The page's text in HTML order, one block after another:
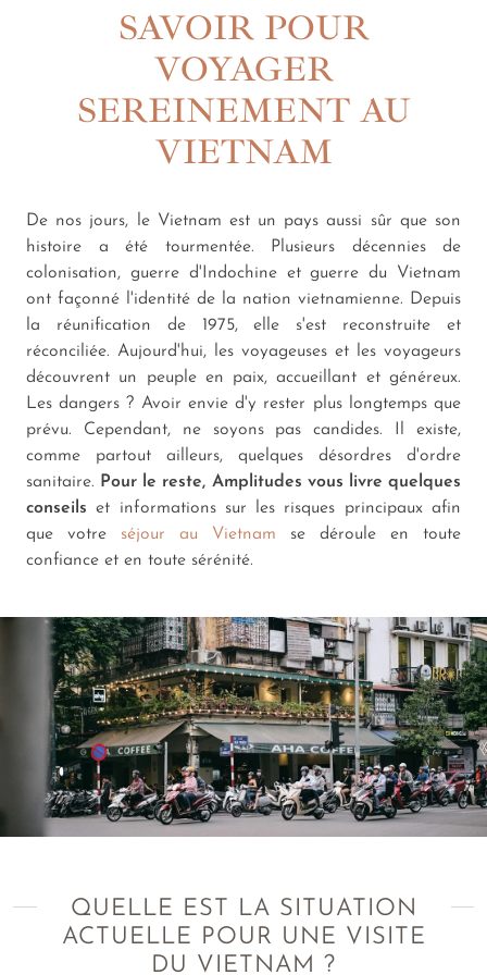
SAVOIR POUR
VOYAGER
SEREINEMENT AU
VIETNAM
De nos jours, le Vietnam est un pays aussi sûr que son
histoire a été tourmentée. Plusieurs décennies de
colonisation, guerre d'Indochine et guerre du Vietnam
ont façonné l'identité de la nation vietnamienne. Depuis
la réunification de 1975, elle s'est reconstruite et
réconciliée. Aujourd'hui, les voyageuses et les voyageurs
découvrent un peuple en paix, accueillant et généreux.
Les dangers ? Avoir envie d'y rester plus longtemps que
prévu. Cependant, ne soyons pas candides. Il existe,
comme partout ailleurs, quelques désordres d'ordre
sanitaire. Pour le reste, Amplitudes vous livre quelques
conseils et informations sur les risques principaux afin
que votre séjour au Vietnam se déroule en toute
confiance et en toute sérénité.
QUELLE EST LA SITUATION
ACTUELLE POUR UNE VISITE
DU VIETNAM ?